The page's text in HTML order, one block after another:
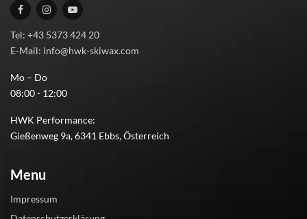
Tel: +43 5373 424 20
E-Mail: info@hwk-skiwax.com
Mo – Do
08:00 - 12:00
HWK Performance:
Gießenweg 9a, 6341 Ebbs, Österreich
Menu
Impressum